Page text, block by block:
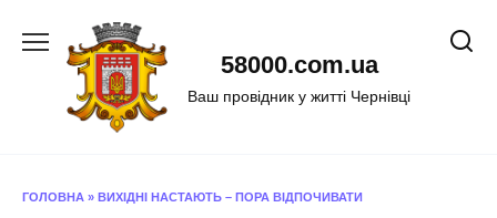
58000.com.ua
Ваш провідник у житті Чернівці
ГОЛОВНА » ВИХІДНІ НАСТАЮТЬ – ПОРА ВІДПОЧИВАТИ